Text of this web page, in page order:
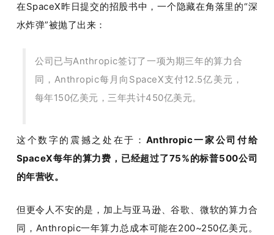
机
在SpaceX昨日提交的招股书中，一个隐藏在角落里的“深
水炸弹”被抛了出来：
公司已与Anthropic签订了一项为期三年的算力合
同，Anthropic每月向SpaceX支付12.5亿美元，
每年150亿美元，三年共计450亿美元。
这个数字的震撼之处在于： Anthropic一家公司付给
SpaceX每年的算力费，已经超过了75%的标普500公司
的年营收。
但更令人不安的是，加上与亚马逊、谷歌、微软的算力合
同，Anthropic一年算力总成本可能在200~250亿美元。